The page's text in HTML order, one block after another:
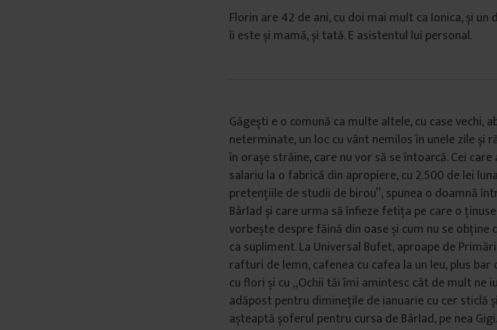
Florin are 42 de ani, cu doi mai mult ca Ionica, și
îi este și mamă, și tată. E asistentul lui personal.
Găgești e o comună ca multe altele, cu case vechi,
neterminate, un loc cu vânt nemilos în unele zile și
în orașe străine, care nu vor să se întoarcă. Cei
salariu la o fabrică din apropiere, cu 2.500 de lei
pretențiile de studii de birou”, spunea o doamnă
Bârlad și care urma să înfieze fetița pe care o
vorbește despre făină din oase și cum nu se
ca supliment. La Universal Bufet, aproape de
rafturi de lemn, cafenea cu cafea la un leu, plus
cu flori și cu „Ochii tăi îmi amintesc cât de mult ne
adăpost pentru diminețile de ianuarie cu cer sticlă
așteaptă șoferul pentru cursa de Bârlad, pe nea Gigi.